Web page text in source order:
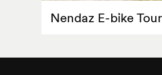
Nendaz E-bike Tour